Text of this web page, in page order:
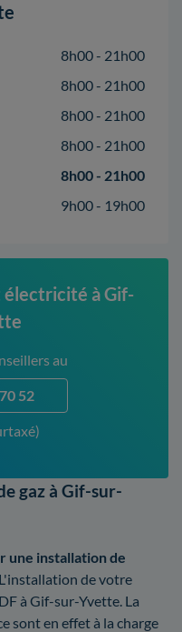
8h00 - 21h00
8h00 - 21h00
8h00 - 21h00
8h00 - 21h00
8h00 - 21h00
9h00 - 19h00
électricité à Gif-
au
52
gaz à Gif-sur-
une installation de
L'installation de votre
à Gif-sur-Yvette. La
sont en effet à la charge